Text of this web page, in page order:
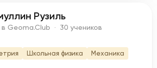
Рузиль
в Geoma.Club · 30 учеников
Школьная физика Механика